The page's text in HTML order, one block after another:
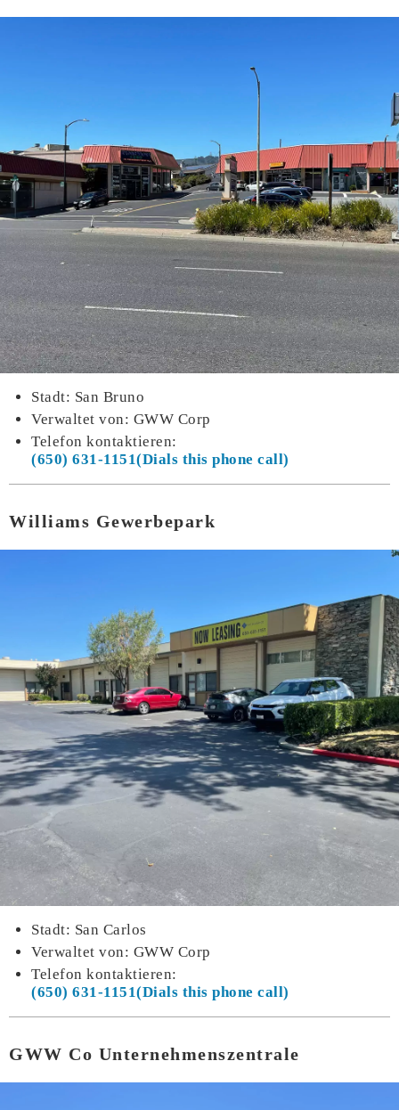
Stadt: San Bruno
Verwaltet von: GWW Corp
Telefon kontaktieren:
(650) 631-1151
Williams Gewerbepark
Stadt: San Carlos
Verwaltet von: GWW Corp
Telefon kontaktieren:
(650) 631-1151
GWW Co Unternehmenszentrale